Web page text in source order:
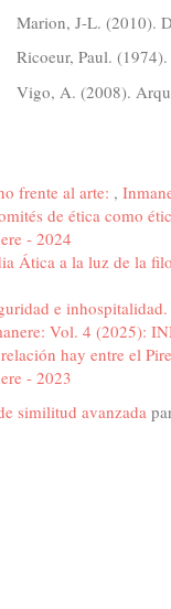
Marion, J-L. (2010).
Ricoeur, Paul.
Vigo, A. (2008).
frente al arte: ,
de ética como
- 2024
Ática a la luz de la
e
Vol. 4 (2025):
hay entre el
- 2023
similitud avanzada